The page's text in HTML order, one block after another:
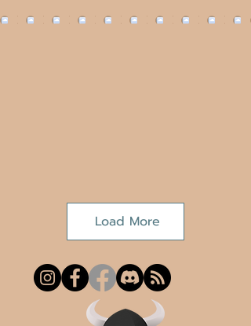
Load More